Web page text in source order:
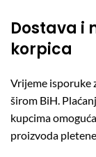
Dostava i
korpica
Vrijeme isporuke
širom BiH.
kupcima
proizvoda